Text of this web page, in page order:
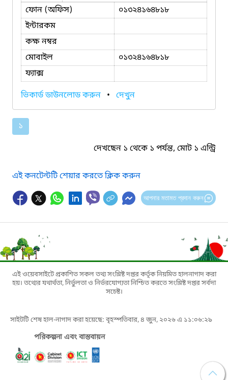
ফোন (অফিস)
০১৩২৪১৬৪৮১৮
ইন্টারকম
কক্ষ নম্বর
মোবাইল
০১৩২৪১৬৪৮১৮
ফ্যাক্স
ভিকার্ড ডাউনলোড করুন • দেখুন
১
দেখছেন ১ থেকে ১ পর্যন্ত, মোট ১ এন্ট্রি
এই কনটেন্টটি শেয়ার করতে ক্লিক করুন
আপনার মতামত প্রদান করুন
এই ওয়েবসাইটে প্রকাশিত সকল তথ্য সংশ্লিষ্ট দপ্তর কর্তৃক নিয়মিত হালনাগাদ করা
হয়। তথ্যের যথার্থতা, নির্ভুলতা ও নির্ভরযোগ্যতা নিশ্চিত করতে সংশ্লিষ্ট দপ্তর সর্বদা
সচেষ্ট।
সাইটটি শেষ হাল-নাগাদ করা হয়েছে: বৃহস্পতিবার, ৪ জুন, ২০২৬ এ ১১:০৬:২৯
পরিকল্পনা এবং বাস্তবায়ন